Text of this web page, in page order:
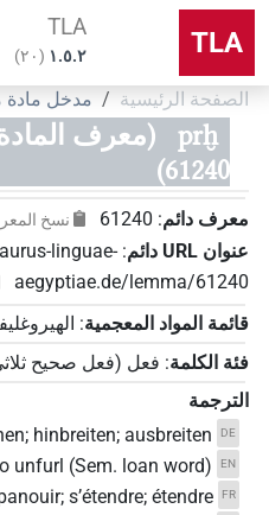
TLA
TLA
۱.٥.٢ (٢٠)
الصفحة الرئيسية مدخل مادة
prḫ
(معرف
61240)
معرف دائم:
61240 نسخ
عنوان‏ ‏URL‏ دائم :
linguae-
aegyptiae.de/lemma/61240
قائمة المواد المعجمية:
فئة الكلمة: فعل (فعل صحيح
الترجمة
DE
hinbreiten; ausbreiten
EN
unfurl (Sem. loan word)
FR
s’étendre; étendre